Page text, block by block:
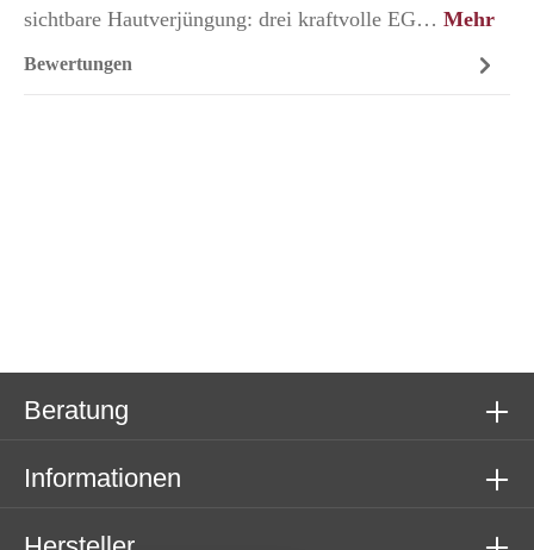
sichtbare Hautverjüngung: drei kraftvolle EG… Mehr
Bewertungen
Beratung
Informationen